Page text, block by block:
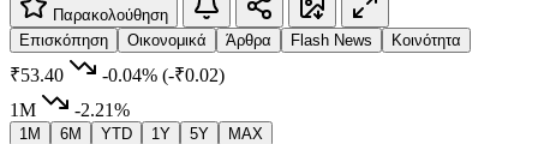
Παρακολούθηση
Επισκόπηση
Οικονομικά Άρθρα Flash News Κοινότητα
₹53.40 -0.04% (-₹0.02)
1M
-2.21%
1M 6M YTD 1Y 5Y MAX